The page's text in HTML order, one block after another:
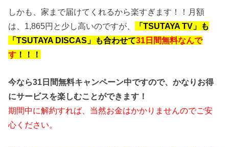
しかも、家まで届けてくれるから楽すぎます！！月額
は、1,865円と少し高いのですが、
「TSUTAYA TV」も
「TSUTAYA DISCAS」も合わせて31日間無料なんで
す ！！！
今なら31日間無料キャンペーン中ですので、かなりお得
にサービスを楽しむことができます！
期間中に解約すれば、当然お金はかかりませんのでご安
心ください。